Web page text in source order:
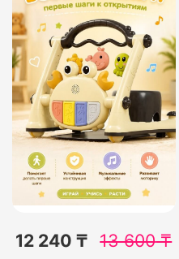
12 240 ₸ 13 600₸